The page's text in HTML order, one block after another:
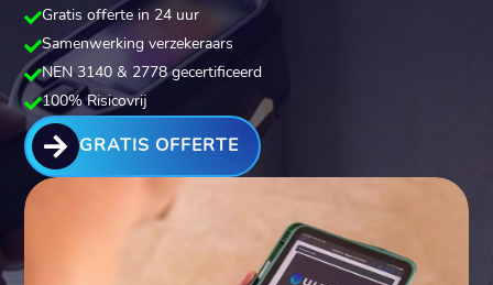
Gratis offerte in 24 uur
Samenwerking verzekeraars
NEN 3140 & 2778 gecertificeerd
100% Risicovrij
 GRATIS OFFERTE